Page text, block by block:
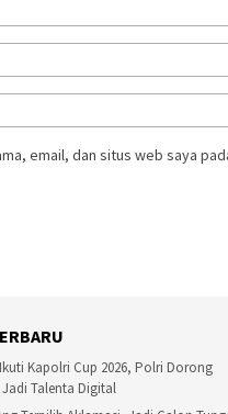
email, dan situs web saya
Ikuti Kapolri Cup 2026, Polri Dorong
Jadi Talenta Digital